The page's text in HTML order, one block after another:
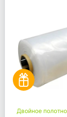
Двойное полотно